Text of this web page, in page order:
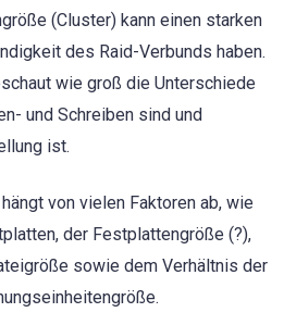
(Cluster) kann einen starken
des Raid-Verbunds haben.
wie groß die Unterschiede
und Schreiben sind und
ist.
von vielen Faktoren ab, wie
der Festplattengröße (?),
sowie dem Verhältnis der